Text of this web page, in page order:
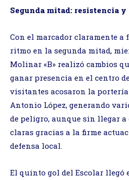
Segunda mitad: resistencia
Con el marcador claramente a
ritmo en la segunda mitad,
Molinar «B» realizó cambios
ganar presencia en el centro
visitantes acosaron la
Antonio López, generando
de peligro, aunque sin llegar a
claras gracias a la firme
defensa local.
El quinto gol del Escolar llegó